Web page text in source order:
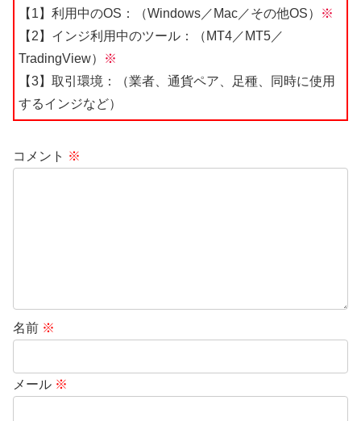
【1】利用中のOS：（Windows／Mac／その他OS）
※
【2】インジ利用中のツール：（MT4／MT5／
TradingView）
※
【3】取引環境：（業者、通貨ペア、足種、同時に使用
するインジなど）
コメント ※
名前 ※
メール ※